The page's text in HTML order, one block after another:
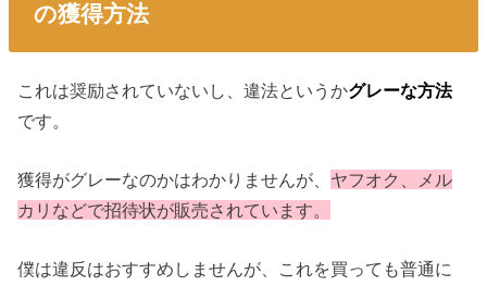
の獲得方法
これは奨励されていないし、違法というかグレーな方法
です。
獲得がグレーなのかはわかりませんが、 ヤフオク、メル
カリなどで招待状が販売されています。
僕は違反はおすすめしませんが、これを買っても普通に